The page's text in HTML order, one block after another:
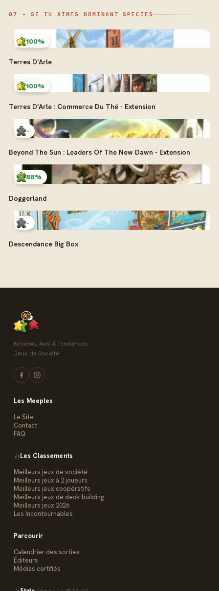
07 - SI TU AIMES DOMINANT SPECIES
100%
Terres D'Arle
100%
Terres D'Arle : Commerce Du Thé - Extension
-
Beyond The Sun : Leaders Of The New Dawn - Extension
86%
Doggerland
-
Descendance Big Box
Reviews, Avis & Tendances
Jeux de Société
Les Meeples
Le Site
Contact
FAQ
Les Classements
Meilleurs jeux de société
Meilleurs jeux à 2 joueurs
Meilleurs jeux coopératifs
Meilleurs jeux de deck-building
Meilleurs jeux 2026
Les Incontournables
Parcourir
Calendrier des sorties
Éditeurs
Médias certifiés